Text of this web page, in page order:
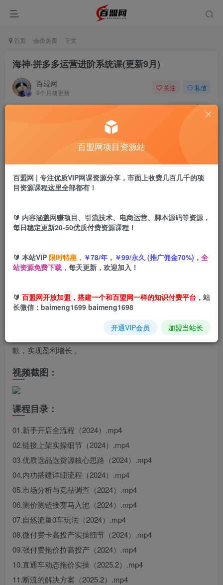
首页 会员免费 正文
海神·拼多多运营进阶系统课(更新9月)
百盟网
9个月前更新
关注 私信
965 1
海神·拼多多运营进阶系统课(更新9月)
此内容为付费阅读，请付费后查看
9.9
年卡会员免费
您当前未登录！建议登陆后购买，可保存购买订单
课程介绍：
链接上架，到优质选品、内功搭建，再到市场分析、流量玩
法与付费推广技巧，以及应对断流、起店实操、活动策略和
盈利秘籍，全方位助你提升运营能力，在拼多多平台打造爆
款，实现盈利增长 。
视频截图：
课程目录：
01.新手开店全流程（2024）.mp4
02.链接上架实操细节（2024）.mp4
03.优质选品选货源核心思路（2024）.mp4
04.内功搭建详细流程（2024）.mp4
05.市场分析与竞品调查（2024）.mp4
06.测价测链接赛马入池（2024）.mp4
07.自然流量0车玩法（2024）.mp4
08.微付费卡高投产实操细节（2024）.mp4
09.强付费拖价拉高投产（2024）.mp4
10.直通车动态拖价实操（2025.2）.mp4
11.断流的解决方案（2025.2）.mp4
百盟网项目资源站
百盟网 | 专注优质VIP网课资源分享，市面上收费几百几千的项
目资源课程这里全部都有！
🔰 内容涵盖网赚项目、引流技术、电商运营、脚本源码等资源，
每日稳定更新20-50优质付费资源课程！
🔰 本站VIP 限时特惠， ￥78/年，￥99/永久 (推广佣金70%)， 全
站资源免费下载， 每天更新，欢迎加入！
🔰 百盟网开放加盟，搭建一个和百盟网一样的知识付费平台， 站
长微信：baimeng1699 baimeng1698
开通VIP会员 加盟当站长